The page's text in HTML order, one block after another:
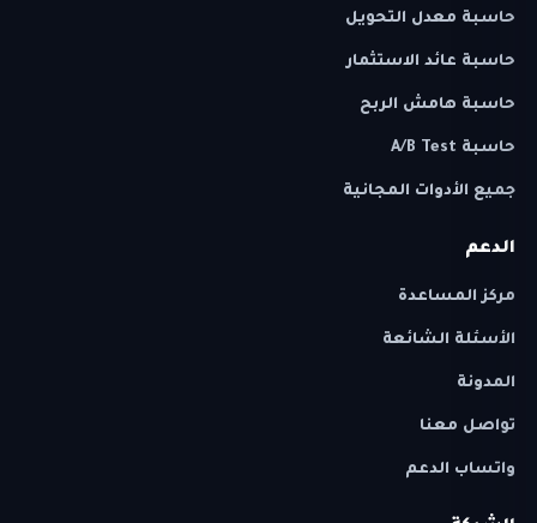
حاسبة معدل التحويل
حاسبة عائد الاستثمار
حاسبة هامش الربح
حاسبة A/B Test
جميع الأدوات المجانية
الدعم
مركز المساعدة
الأسئلة الشائعة
المدونة
تواصل معنا
واتساب الدعم